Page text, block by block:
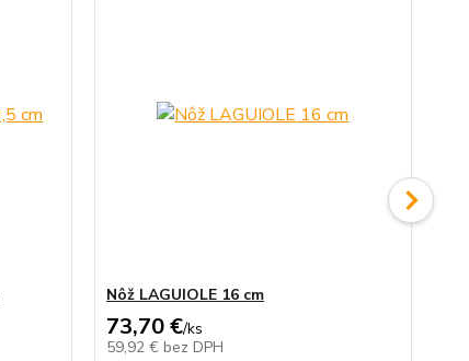
Nôž LAGUIOLE 16 cm
73,70 €/ks
59,92 € bez DPH